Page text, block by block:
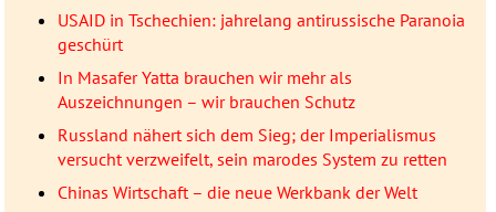
USAID in Tschechien: jahrelang antirussische Paranoia
geschürt
In Masafer Yatta brauchen wir mehr als
Auszeichnungen – wir brauchen Schutz
Russland nähert sich dem Sieg; der Imperialismus
versucht verzweifelt, sein marodes System zu retten
Chinas Wirtschaft – die neue Werkbank der Welt